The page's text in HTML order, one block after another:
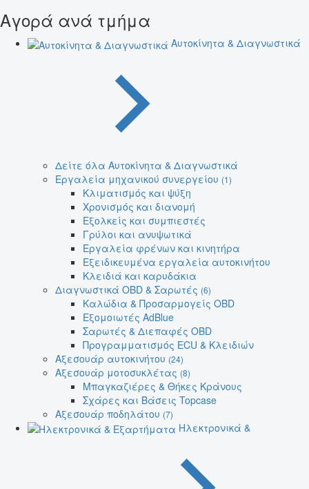
Αγορά ανά τμήμα
Αυτοκίνητα & Διαγνωστικά
Δείτε όλα Αυτοκίνητα & Διαγνωστικά
Εργαλεία μηχανικού συνεργείου (1)
Κλιματισμός και ψύξη
Χρονισμός και διανομή
Εξολκείς και συμπιεστές
Γρύλοι και ανυψωτικά
Εργαλεία φρένων και κινητήρα
Εξειδικευμένα εργαλεία αυτοκινήτου
Κλειδιά και καρυδάκια
Διαγνωστικά OBD & Σαρωτές (6)
Καλώδια & Προσαρμογείς OBD
Εξομοιωτές AdBlue
Σαρωτές & Διεπαφές OBD
Προγραμματισμός ECU & Κλειδιών
Αξεσουάρ αυτοκινήτου (24)
Αξεσουάρ μοτοσυκλέτας (8)
Μπαγκαζιέρες & Θήκες Κράνους
Σχάρες και Βάσεις Topcase
Αξεσουάρ ποδηλάτου (7)
Ηλεκτρονικά &